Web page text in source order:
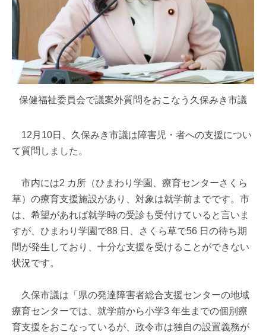
保健福祉委員会で議案外質問をおこなう久保みき市議
12月10日、久保みき市議は障害児・者への支援につい
て質問しました。
市内には2 カ所（ひまわり学園、療育センターさくら
草）の療育支援施設があり、対象は就学前までです。市
は、希望があれば就学時の受診も受付けていると言いま
すが、ひまわり学園で88 日、さくら草で56 日の待ち期
間が発生しており、十分な支援を受けることができない
状況です。
久保市議は「県の発達障害者総合支援センターの地域
療育センターでは、就学前から小学3 年生までの個別療
育支援をおこなっているが、政令市は独自の設置義務が